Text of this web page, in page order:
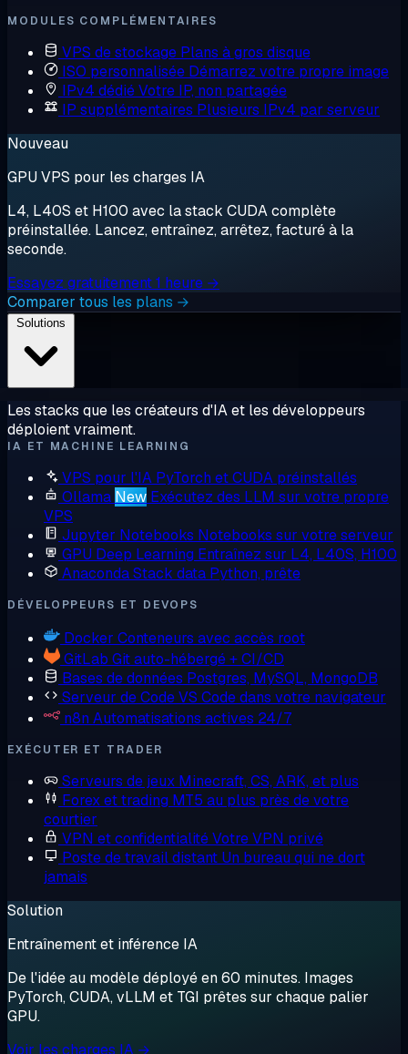
MODULES COMPLÉMENTAIRES
VPS de stockage Plans à gros disque
ISO personnalisée Démarrez votre propre image
IPv4 dédiéVotre IP, non partagée
IP supplémentaires Plusieurs IPv4 par serveur
Nouveau
GPU VPS pour les charges IA
L4, L40S et H100 avec la stack CUDA complète
préinstallée. Lancez, entraînez, arrêtez, facturé à la
seconde.
Essayez gratuitement 1 heure →
Comparer tous les plans →
Les stacks que les créateurs d'IA et les développeurs
déploient vraiment.
IA ET MACHINE LEARNING
VPS pour l'IA PyTorch et CUDA préinstallés
Ollama New Exécutez des LLM sur votre propre
VPS
Jupyter Notebooks Notebooks sur votre serveur
GPU Deep Learning Entraînez sur L4, L40S, H100
AnacondaStack data Python, prête
DÉVELOPPEURS ET DEVOPS
Docker Conteneurs avec accès root
GitLab Git auto-hébergé + CI/CD
Bases de données Postgres, MySQL, MongoDB
Serveur de CodeVS Code dans votre navigateur
n8n Automatisations actives 24/7
EXÉCUTER ET TRADER
Serveurs de jeux Minecraft, CS, ARK, et plus
Forex et trading MT5 au plus près de votre
courtier
VPN et confidentialitéVotre VPN privé
Poste de travail distant Un bureau qui ne dort
jamais
Solution
Entraînement et inférence IA
De l'idée au modèle déployé en 60 minutes. Images
PyTorch, CUDA, vLLM et TGI prêtes sur chaque palier
GPU.
Voir les charges IA →